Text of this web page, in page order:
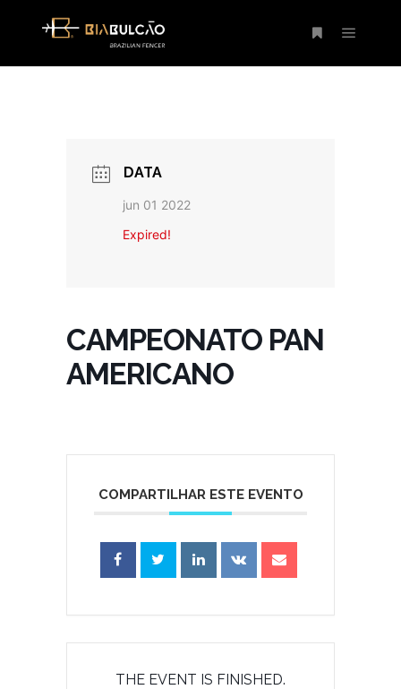
DATA
jun 01 2022
Expired!
CAMPEONATO PAN
AMERICANO
COMPARTILHAR ESTE EVENTO
THE EVENT IS FINISHED.